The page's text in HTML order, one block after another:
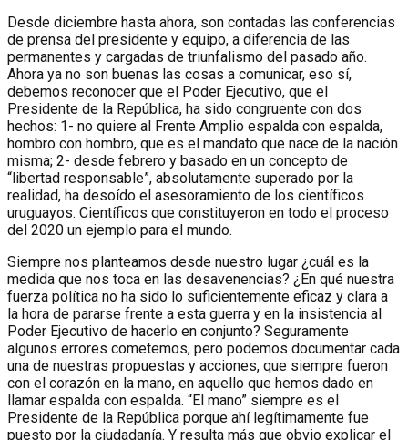
Desde diciembre hasta ahora, son contadas las conferencias
de prensa del presidente y equipo, a diferencia de las
permanentes y cargadas de triunfalismo del pasado año.
Ahora ya no son buenas las cosas a comunicar, eso sí,
debemos reconocer que el Poder Ejecutivo, que el
Presidente de la República, ha sido congruente con dos
hechos: 1- no quiere al Frente Amplio espalda con espalda,
hombro con hombro, que es el mandato que nace de la nación
misma; 2- desde febrero y basado en un concepto de
“libertad responsable”, absolutamente superado por la
realidad, ha desoído el asesoramiento de los científicos
uruguayos. Científicos que constituyeron en todo el proceso
del 2020 un ejemplo para el mundo.
Siempre nos planteamos desde nuestro lugar ¿cuál es la
medida que nos toca en las desavenencias? ¿En qué nuestra
fuerza política no ha sido lo suficientemente eficaz y clara a
la hora de pararse frente a esta guerra y en la insistencia al
Poder Ejecutivo de hacerlo en conjunto? Seguramente
algunos errores cometemos, pero podemos documentar cada
una de nuestras propuestas y acciones, que siempre fueron
con el corazón en la mano, en aquello que hemos dado en
llamar espalda con espalda. “El mano” siempre es el
Presidente de la República porque ahí legítimamente fue
puesto por la ciudadanía. Y resulta más que obvio explicar el